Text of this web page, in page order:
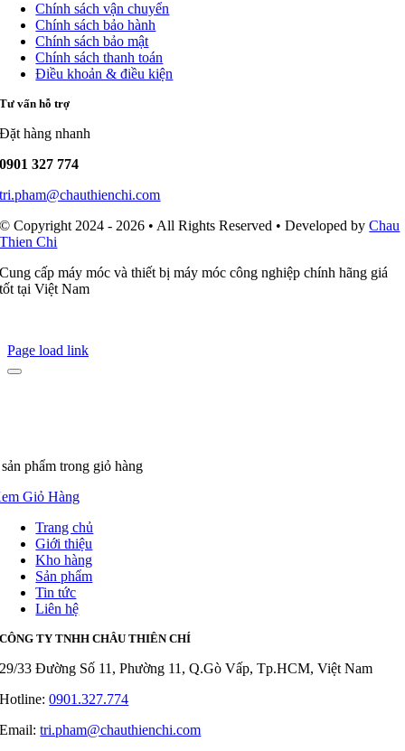
Chính sách vận chuyển
Chính sách bảo hành
Chính sách bảo mật
Chính sách thanh toán
Điều khoản & điều kiện
Tư vấn hỗ trợ
Đặt hàng nhanh
0901 327 774
tri.pham@chauthienchi.com
© Copyright 2024 - 2026 • All Rights Reserved • Developed byChau
Thien Chi
Cung cấp máy móc và thiết bị máy móc công nghiệp chính hãng giá
tốt tại Việt Nam
Page load link
phẩm trong giỏ hàng
Giỏ Hàng
Trang chủ
Giới thiệu
Kho hàng
Sản phẩm
Tin tức
Liên hệ
CÔNG TY TNHH CHÂU THIÊN CHÍ
29/33 Đường Số 11, Phường 11, Q.Gò Vấp, Tp.HCM, Việt Nam
Hotline:0901.327.774
Email:tri.pham@chauthienchi.com